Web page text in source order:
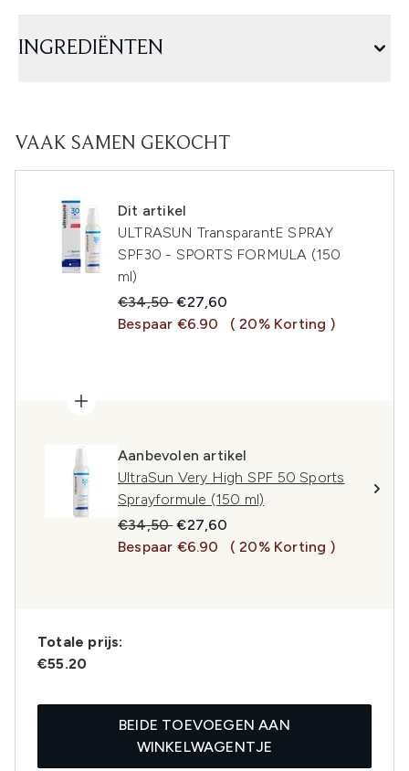
INGREDIËNTEN
VAAK SAMEN GEKOCHT
Dit artikel
ULTRASUN TransparantE SPRAY
SPF30 - SPORTS FORMULA (150
ml)
Recommended Retail Price:
€34,50Huidige prijs:
€27,60
Bespaar €6.90
( 20% Korting )
Aanbevolen artikel
UltraSun Very High SPF 50 Sports
Sprayformule (150 ml)
Recommended Retail Price:
€34,50Huidige prijs:
€27,60
Bespaar €6.90
( 20% Korting )
Totale prijs:
€55.20
BEIDE TOEVOEGEN AAN
WINKELWAGENTJE